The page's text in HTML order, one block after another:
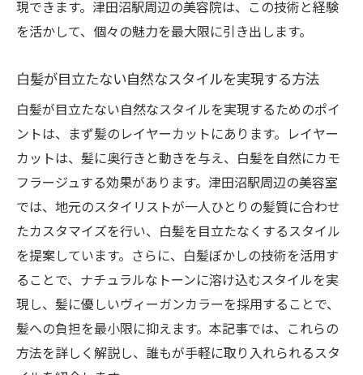
法
白髪ぼかしに特化した最新カラーデザイン
津田沼駅近くのサロンでの施術体験
口コミで評判の白髪ぼかし技術
初めての方でも安心の白髪ぼかしガイド
地元のスタイリストが提案する白髪ぼかしの最
新スタイル
スタイリストが考える最先端の白髪ぼかし
髪質別おすすめの白髪ぼかしスタイル
白髪ぼかしのトレンドとその進化
おしゃれに白髪を隠すためのスタイル提案
津田沼のスタイリストが選ぶ人気の白髪ぼ
かし
白髪ぼかしで個性を引き出すためのポイン
現できます。津田沼駅周辺の美容院は、この技術と経験
を活かして、個々の魅力を最大限に引き出します。
白髪が目立たない自然なスタイルを実現する方法
白髪が目立たない自然なスタイルを実現するためのポイ
ントは、まず髪のレイヤーカットにあります。レイヤー
カットは、髪に奥行きと動きを与え、白髪を自然にカモ
フラージュする効果があります。津田沼駅周辺の美容室
では、地元のスタイリストが一人ひとりの髪質に合わせ
たカスタマイズを行い、白髪を目立たなくするスタイル
を提案しています。さらに、白髪ぼかしの技術を活用す
ることで、ナチュラルなトーンに溶け込むスタイルを実
現し、髪に優しいヴィーガンカラーを採用することで、
髪への負担を最小限に抑えます。本記事では、これらの
方法を詳しく解説し、誰もが手軽に取り入れられるスタ